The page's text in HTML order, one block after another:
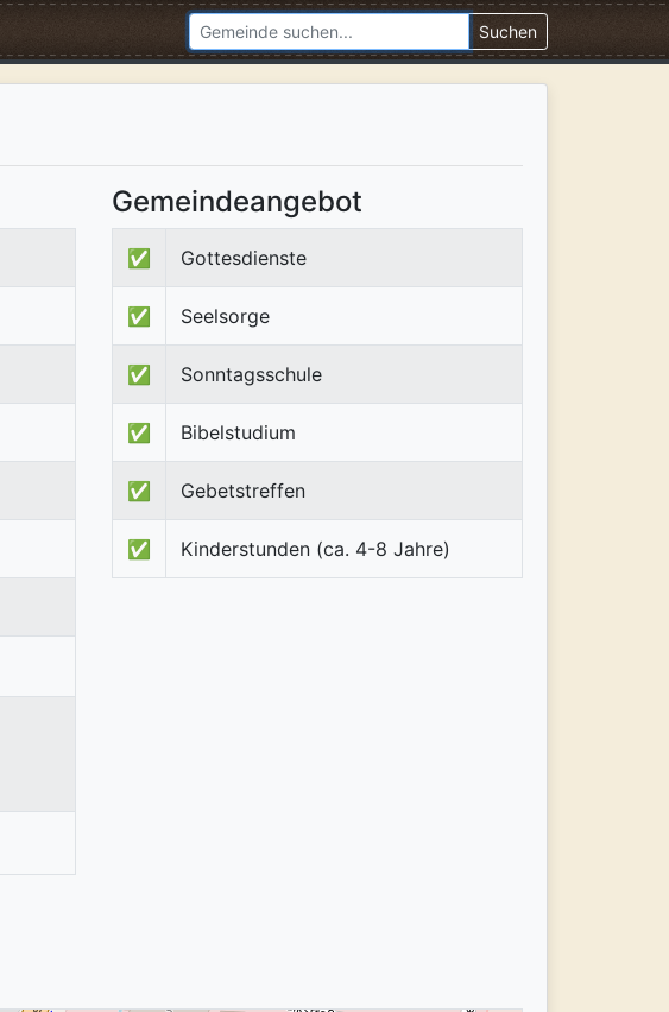
Suchen
Gemeindeangebot
✅ Gottesdienste
✅ Seelsorge
✅ Sonntagsschule
✅ Bibelstudium
✅ Gebetstreffen
✅ Kinderstunden (ca. 4-8 Jahre)